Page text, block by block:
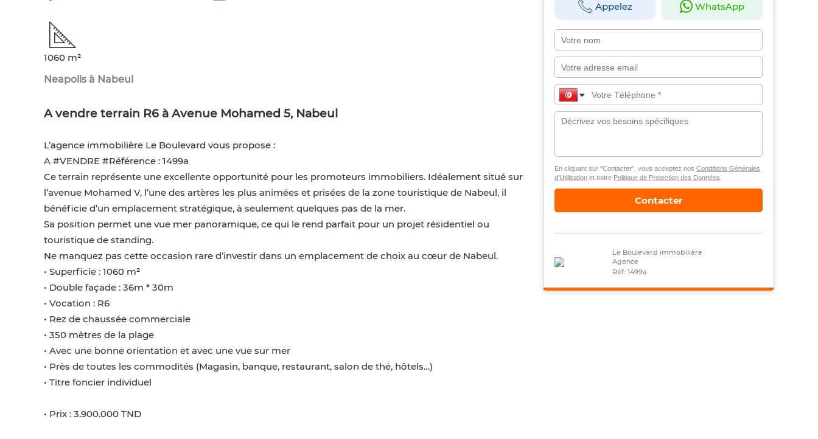
1060 m²
Neapolis à Nabeul
A vendre terrain R6 à Avenue Mohamed 5, Nabeul
L’agence immobilière Le Boulevard vous propose :
A #VENDRE #Référence : 1499a
Ce terrain représente une excellente opportunité pour les promoteurs immobiliers. Idéalement situé sur
l’avenue Mohamed V, l’une des artères les plus animées et prisées de la zone touristique de Nabeul, il
bénéficie d’un emplacement stratégique, à seulement quelques pas de la mer.
Sa position permet une vue mer panoramique, ce qui le rend parfait pour un projet résidentiel ou
touristique de standing.
Ne manquez pas cette occasion rare d’investir dans un emplacement de choix au cœur de Nabeul.
• Superficie : 1060 m²
• Double façade : 36m * 30m
• Vocation : R6
• Rez de chaussée commerciale
• 350 mètres de la plage
• Avec une bonne orientation et avec une vue sur mer
• Près de toutes les commodités (Magasin, banque, restaurant, salon de thé, hôtels…)
• Titre foncier individuel
• Prix : 3.900.000 TND
Appelez WhatsApp
En cliquant sur "Contacter", vous acceptez nos Conditions Générales
d’Utilisationet notre Politique de Protection des Données
Contacter
Le Boulevard immobilière
Agence
Réf: 1499a